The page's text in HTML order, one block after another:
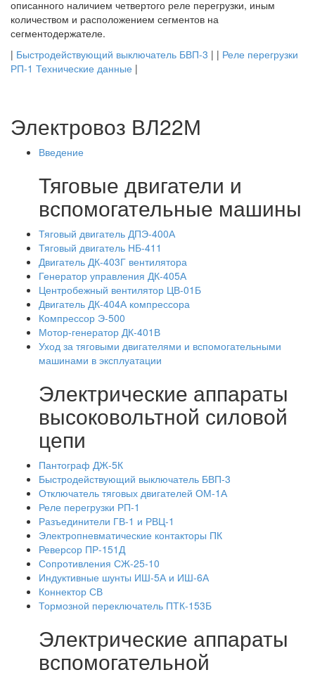
описанного наличием четвертого реле перегрузки, иным
количеством и расположением сегментов на
сегментодержателе.
| Быстродействующий выключатель БВП-3 | | Реле перегрузки
РП-1 Технические данные |
Электровоз ВЛ22М
Введение
Тяговые двигатели и
вспомогательные машины
Тяговый двигатель ДПЭ-400А
Тяговый двигатель НБ-411
Двигатель ДК-403Г вентилятора
Генератор управления ДК-405А
Центробежный вентилятор ЦВ-01Б
Двигатель ДК-404А компрессора
Компрессор Э-500
Мотор-генератор ДК-401В
Уход за тяговыми двигателями и вспомогательными
машинами в эксплуатации
Электрические аппараты
высоковольтной силовой
цепи
Пантограф ДЖ-5К
Быстродействующий выключатель БВП-3
Отключатель тяговых двигателей ОМ-1А
Реле перегрузки РП-1
Разъединители ГВ-1 и РВЦ-1
Электропневматические контакторы ПК
Реверсор ПР-151Д
Сопротивления СЖ-25-10
Индуктивные шунты ИШ-5А и ИШ-6А
Коннектор СВ
Тормозной переключатель ПТК-153Б
Электрические аппараты
вспомогательной